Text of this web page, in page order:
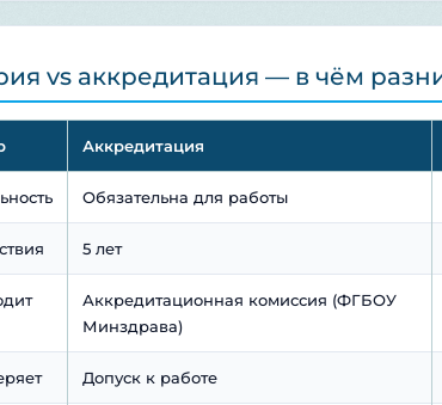
vs аккредитация — в чём
Аккредитация
Обязательна для работы
5 лет
Аккредитационная комиссия (ФГБОУ
Минздрава)
Допуск к работе